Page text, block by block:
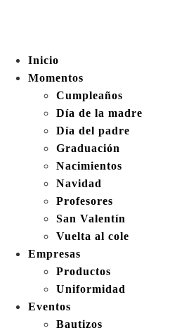
Inicio
Momentos
Cumpleaños
Día de la madre
Día del padre
Graduación
Nacimientos
Navidad
Profesores
San Valentín
Vuelta al cole
Empresas
Productos
Uniformidad
Eventos
Bautizos